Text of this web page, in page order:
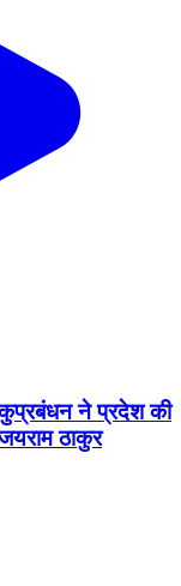
ने प्रदेश की
ठाकुर